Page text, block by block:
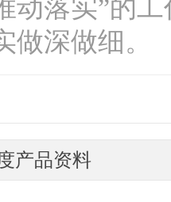
动落实”的
做深做细。
产品资料